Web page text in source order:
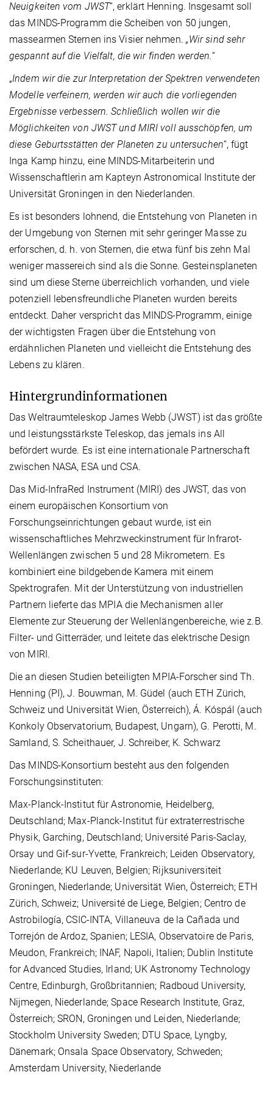
Neuigkeiten vom JWST“, erklärt Henning. Insgesamt soll
das MINDS-Programm die Scheiben von 50 jungen,
massearmen Sternen ins Visier nehmen. „Wir sind sehr
gespannt auf die Vielfalt, die wir finden werden.“
„Indem wir die zur Interpretation der Spektren verwendeten
Modelle verfeinern, werden wir auch die vorliegenden
Ergebnisse verbessern. Schließlich wollen wir die
Möglichkeiten von JWST und MIRI voll ausschöpfen, um
diese Geburtsstätten der Planeten zu untersuchen“, fügt
Inga Kamp hinzu, eine MINDS-Mitarbeiterin und
Wissenschaftlerin am Kapteyn Astronomical Institute der
Universität Groningen in den Niederlanden.
Es ist besonders lohnend, die Entstehung von Planeten in
der Umgebung von Sternen mit sehr geringer Masse zu
erforschen, d. h. von Sternen, die etwa fünf bis zehn Mal
weniger massereich sind als die Sonne. Gesteinsplaneten
sind um diese Sterne überreichlich vorhanden, und viele
potenziell lebensfreundliche Planeten wurden bereits
entdeckt. Daher verspricht das MINDS-Programm, einige
der wichtigsten Fragen über die Entstehung von
erdähnlichen Planeten und vielleicht die Entstehung des
Lebens zu klären.
Hintergrundinformationen
Das Weltraumteleskop James Webb (JWST) ist das größte
und leistungsstärkste Teleskop, das jemals ins All
befördert wurde. Es ist eine internationale Partnerschaft
zwischen NASA, ESA und CSA.
Das Mid-InfraRed Instrument (MIRI) des JWST, das von
einem europäischen Konsortium von
Forschungseinrichtungen gebaut wurde, ist ein
wissenschaftliches Mehrzweckinstrument für Infrarot-
Wellenlängen zwischen 5 und 28 Mikrometern. Es
kombiniert eine bildgebende Kamera mit einem
Spektrografen. Mit der Unterstützung von industriellen
Partnern lieferte das MPIA die Mechanismen aller
Elemente zur Steuerung der Wellenlängenbereiche, wie z.B.
Filter- und Gitterräder, und leitete das elektrische Design
von MIRI.
Die an diesen Studien beteiligten MPIA-Forscher sind Th.
Henning (PI), J. Bouwman, M. Güdel (auch ETH Zürich,
Schweiz und Universität Wien, Österreich), Á. Kóspál (auch
Konkoly Observatorium, Budapest, Ungarn), G. Perotti, M.
Samland, S. Scheithauer, J. Schreiber, K. Schwarz
Das MINDS-Konsortium besteht aus den folgenden
Forschungsinstituten:
Max-Planck-Institut für Astronomie, Heidelberg,
Deutschland; Max-Planck-Institut für extraterrestrische
Physik, Garching, Deutschland; Université Paris-Saclay,
Orsay und Gif-sur-Yvette, Frankreich; Leiden Observatory,
Niederlande; KU Leuven, Belgien; Rijksuniversiteit
Groningen, Niederlande; Universität Wien, Österreich; ETH
Zürich, Schweiz; Université de Liege, Belgien; Centro de
Astrobilogía, CSIC-INTA, Villaneuva de la Cañada und
Torrejón de Ardoz, Spanien; LESIA, Observatoire de Paris,
Meudon, Frankreich; INAF, Napoli, Italien; Dublin Institute
for Advanced Studies, Irland; UK Astronomy Technology
Centre, Edinburgh, Großbritannien; Radboud University,
Nijmegen, Niederlande; Space Research Institute, Graz,
Österreich; SRON, Groningen und Leiden, Niederlande;
Stockholm University Sweden; DTU Space, Lyngby,
Dänemark; Onsala Space Observatory, Schweden;
Amsterdam University, Niederlande